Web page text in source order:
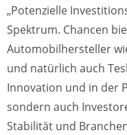
„Potenzielle
Spektrum. Chancen
Automobilhersteller
und natürlich auch
Innovation und in der
sondern auch
Stabilität und